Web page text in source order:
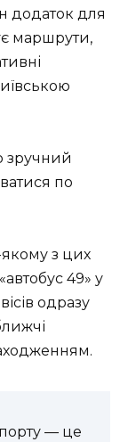
додаток для
маршрути,
зручний
по
з цих
49» у
одразу
— це